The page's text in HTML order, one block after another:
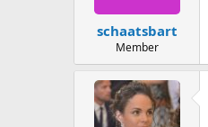
schaatsbart
Member